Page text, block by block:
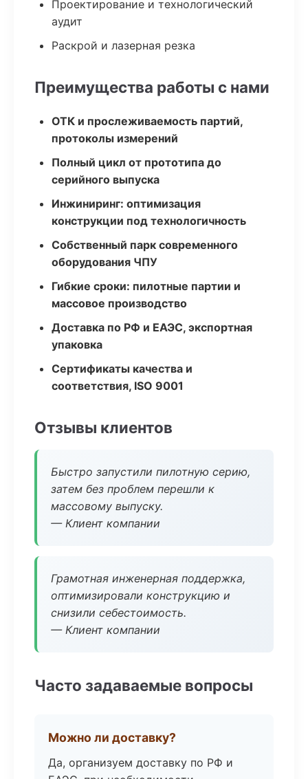
Проектирование и технологический
аудит
Раскрой и лазерная резка
Преимущества работы с нами
ОТК и прослеживаемость партий,
протоколы измерений
Полный цикл от прототипа до
серийного выпуска
Инжиниринг: оптимизация
конструкции под технологичность
Собственный парк современного
оборудования ЧПУ
Гибкие сроки: пилотные партии и
массовое производство
Доставка по РФ и ЕАЭС, экспортная
упаковка
Сертификаты качества и
соответствия, ISO 9001
Отзывы клиентов
Быстро запустили пилотную серию,
затем без проблем перешли к
массовому выпуску.
— Клиент компании
Грамотная инженерная поддержка,
оптимизировали конструкцию и
снизили себестоимость.
— Клиент компании
Часто задаваемые вопросы
Можно ли доставку?
Да, организуем доставку по РФ и